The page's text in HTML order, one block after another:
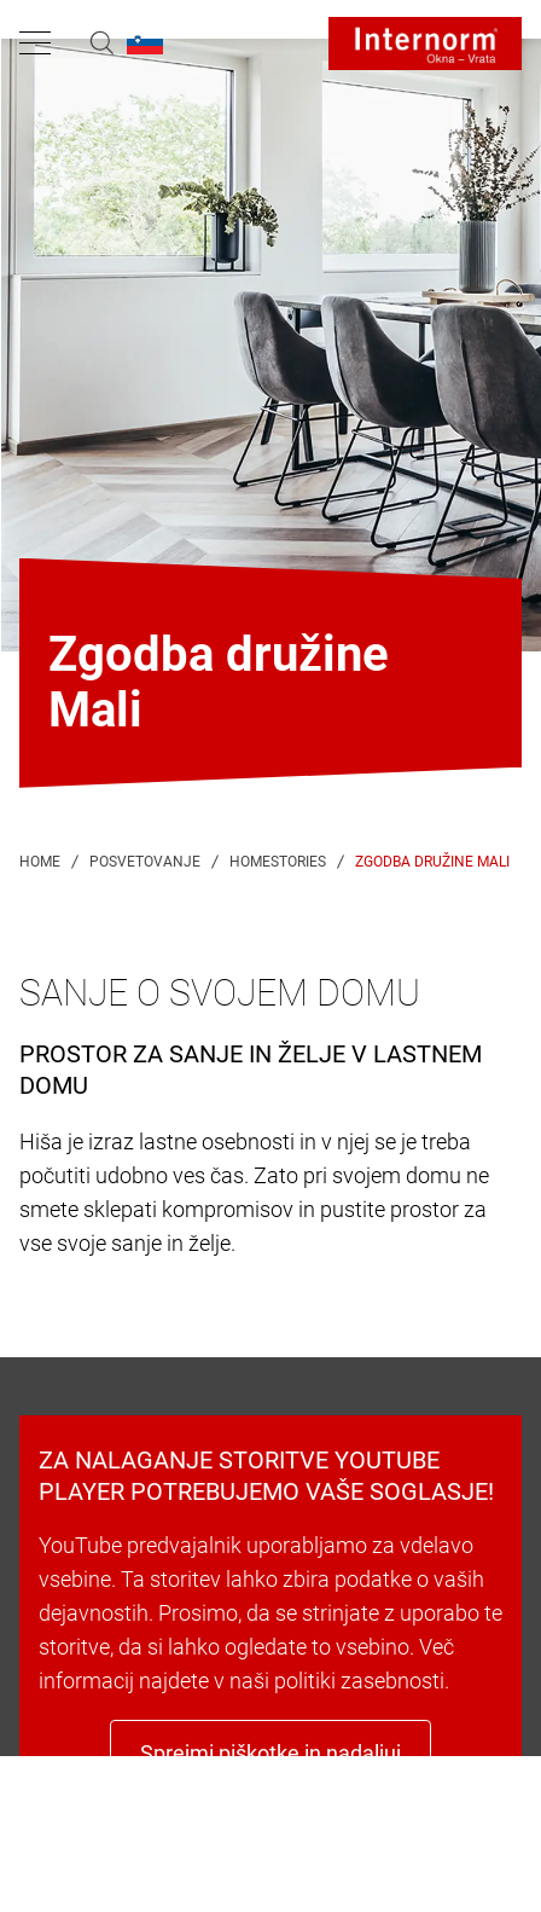
Zgodba družine
Mali
ZGODBA DRUŽINE MALI
SANJE O SVOJEM DOMU
PROSTOR ZA SANJE IN ŽELJE V LASTNEM
DOMU
Hiša je izraz lastne osebnosti in v njej se je treba
počutiti udobno ves čas. Zato pri svojem domu ne
smete sklepati kompromisov in pustite prostor za
vse svoje sanje in želje.
ZA NALAGANJE STORITVE YOUTUBE
PLAYER POTREBUJEMO VAŠE SOGLASJE!
YouTube predvajalnik uporabljamo za vdelavo
vsebine. Ta storitev lahko zbira podatke o vaših
dejavnostih. Prosimo, da se strinjate z uporabo te
storitve, da si lahko ogledate to vsebino. Več
informacij najdete v naši politiki zasebnosti.
Sprejmi piškotke in nadaljuj